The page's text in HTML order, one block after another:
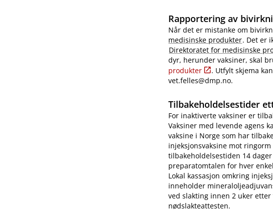
Rapportering av
Når det er mistanke om
medisinske produkter. Det er
Direktoratet for medisinske
dyr, herunder vaksiner, skal
produkter
. Utfylt skjema
vet.felles@dmp.no.
Tilbakeholdelsestider
For inaktiverte vaksiner er
Vaksiner med levende agens
vaksine i Norge som har
injeksjonsvaksine mot
tilbakeholdelsestiden 14
preparatomtalen for hver
Lokal kassasjon omkring
inneholder
ved slakting innen 2 uker
nødslakteattesten.